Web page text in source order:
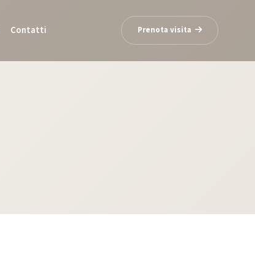
Contatti Prenota visita